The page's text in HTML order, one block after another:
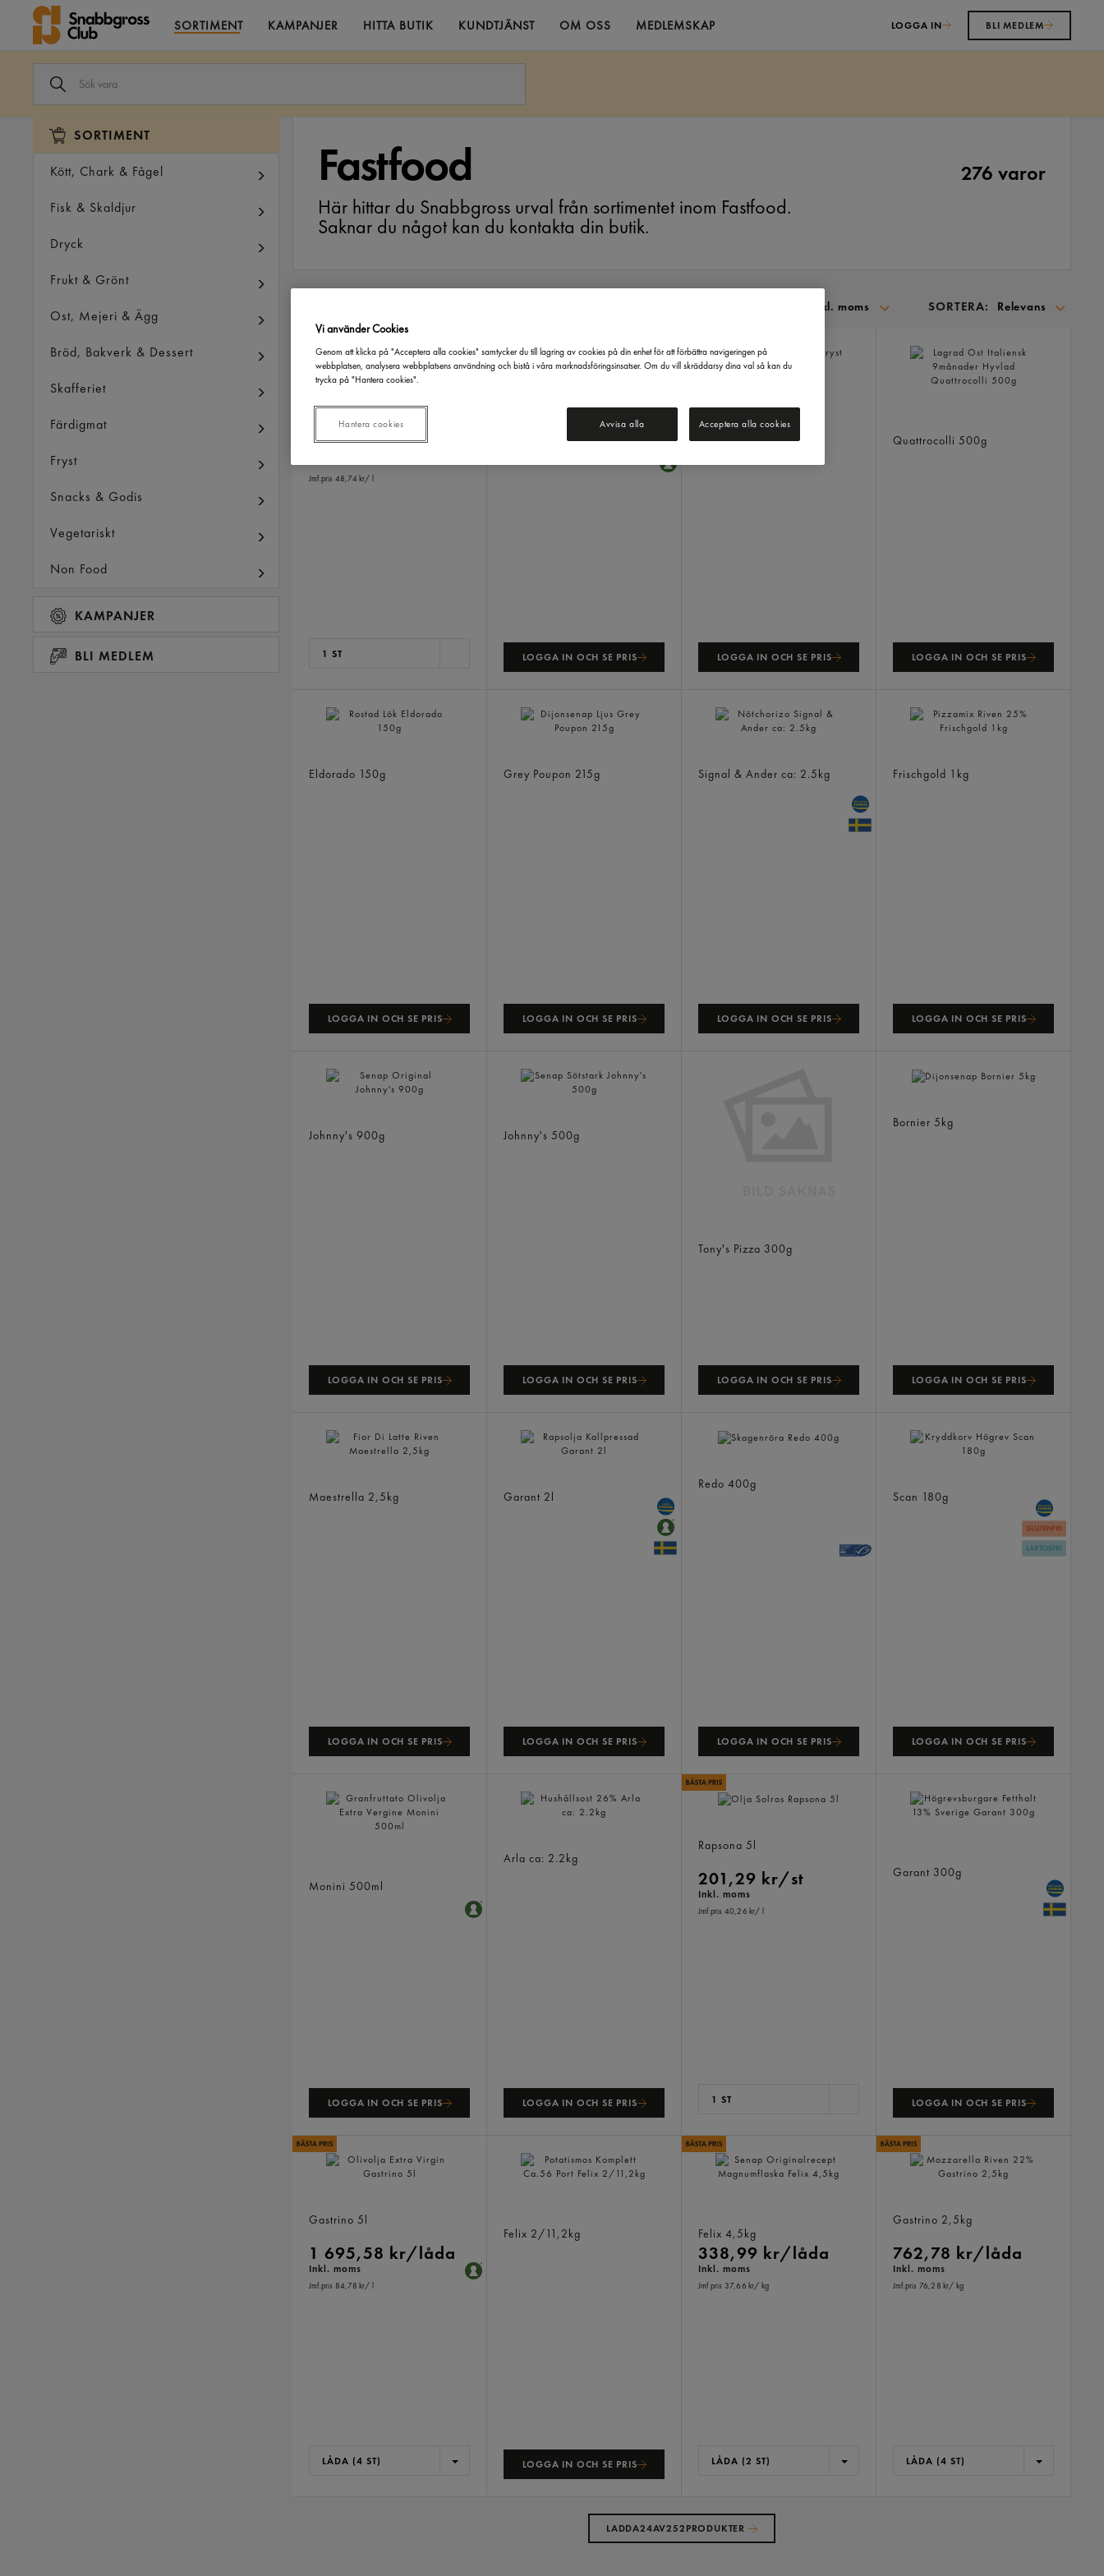
SORTIMENT KAMPANJER HITTA BUTIK KUNDTJÄNST OM OSS MEDLEMSKAP LOGGA IN BLI MEDLEM
VARA
SORTIMENTSORTIMENT
Kött, Chark & Fågel
Fisk & Skaldjur
Dryck
Frukt & Grönt
Ost, Mejeri & Ägg
Bröd, Bakverk & Dessert
Skafferiet
Färdigmat
Fryst
Snacks & Godis
Vegetariskt
Non Food
KAMPANJER
BLI MEDLEM
Fastfood
276 varor
Här hittar du Snabbgross urval från sortimentet inom Fastfood.
Saknar du något kan du kontakta din butik.
Inkl. moms SORTERA: Relevans
PÅ:
Hellmann's5 l
243,69 kr/st
Jmf.pris 48,74 kr/ l
1 ST LOGGA IN OCH SE PRIS
Billys170g
LOGGA IN OCH SE PRIS
Quattrocolli 500g
LOGGA IN OCH SE PRIS
Eldorado 150g
LOGGA IN OCH SE PRIS
Grey Poupon 215g
LOGGA IN OCH SE PRIS
Signal & Ander ca: 2.5kg
LOGGA IN OCH SE PRIS
Frischgold 1kg
LOGGA IN OCH SE PRIS
Johnny's 900g
LOGGA IN OCH SE PRIS
Johnny's 500g
LOGGA IN OCH SE PRIS
Tony's Pizza 300g
LOGGA IN OCH SE PRIS
Bornier 5kg
LOGGA IN OCH SE PRIS
Maestrella 2,5kg
LOGGA IN OCH SE PRIS
Garant 2l
LOGGA IN OCH SE PRIS
Redo 400g
LOGGA IN OCH SE PRIS
Scan 180g
LOGGA IN OCH SE PRIS
Monini 500ml
LOGGA IN OCH SE PRIS
Arla ca: 2.2kg
LOGGA IN OCH SE PRIS
Rapsona 5l
201,29 kr/st
Inkl. moms
Jmf.pris 40,26 kr/ l
1 ST
Garant 300g
LOGGA IN OCH SE PRIS
Gastrino 5l
1 695,58 kr/låda
Inkl. moms
Jmf.pris 84,78 kr/ l
LÅDA (4 ST)
Felix 2/11,2kg
LOGGA IN OCH SE PRIS
Felix 4,5kg
338,99 kr/låda
Inkl. moms
Jmf.pris 37,66 kr/ kg
LÅDA (2 ST)
Gastrino 2,5kg
762,78 kr/låda
Inkl. moms
Jmf.pris 76,28 kr/ kg
LÅDA (4 ST)
LADDA24AV252PRODUKTER
Vi använder Cookies
Genom att klicka på "Acceptera alla cookies" samtycker du till lagring av cookies på din enhet för att förbättra navigeringen på
webbplatsen, analysera webbplatsens användning och bistå i våra marknadsföringsinsatser. Om du vill skräddarsy dina val så kan du
trycka på "Hantera cookies".
Avvisa alla Acceptera alla cookies
Hantera cookies